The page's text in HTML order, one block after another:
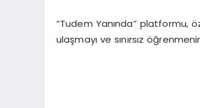
“Tudem Yanında” platformu,
ulaşmayı ve sınırsız